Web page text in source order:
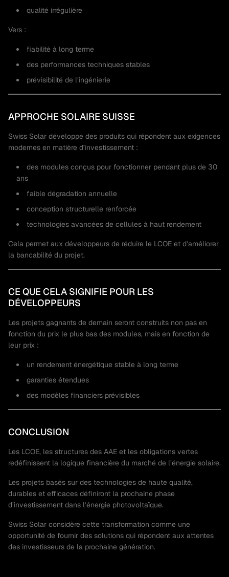
qualité irrégulière
Vers :
fiabilité à long terme
des performances techniques stables
prévisibilité de l’ingénierie
APPROCHE SOLAIRE SUISSE
Swiss Solar développe des produits qui répondent aux exigences
modernes en matière d’investissement :
des modules conçus pour fonctionner pendant plus de 30
ans
faible dégradation annuelle
conception structurelle renforcée
technologies avancées de cellules à haut rendement
Cela permet aux développeurs de réduire le LCOE et d’améliorer
la bancabilité du projet.
CE QUE CELA SIGNIFIE POUR LES
DÉVELOPPEURS
Les projets gagnants de demain seront construits non pas en
fonction du prix le plus bas des modules, mais en fonction de
leur prix :
un rendement énergétique stable à long terme
garanties étendues
des modèles financiers prévisibles
CONCLUSION
Les LCOE, les structures des AAE et les obligations vertes
redéfinissent la logique financière du marché de l’énergie solaire.
Les projets basés sur des technologies de haute qualité,
durables et efficaces définiront la prochaine phase
d’investissement dans l’énergie photovoltaïque.
Swiss Solar considère cette transformation comme une
opportunité de fournir des solutions qui répondent aux attentes
des investisseurs de la prochaine génération.